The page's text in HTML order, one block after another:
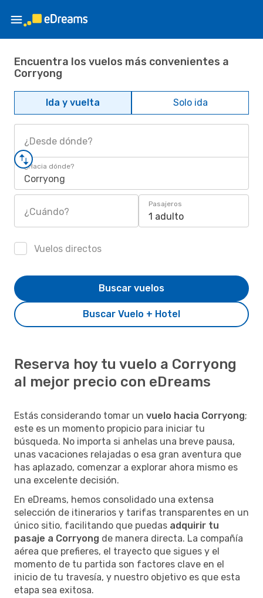
Encuentra los vuelos más convenientes a
Corryong
Ida y vuelta Solo ida
¿Desde dónde?
¿Hacia dónde?
Corryong
¿Cuándo?
Pasajeros
1 adulto
Vuelos directos
Buscar Vuelo + Hotel
Buscar vuelos
Reserva hoy tu vuelo a Corryong
al mejor precio con eDreams
Estás considerando tomar un vuelo hacia Corryong;
este es un momento propicio para iniciar tu
búsqueda. No importa si anhelas una breve pausa,
unas vacaciones relajadas o esa gran aventura que
has aplazado, comenzar a explorar ahora mismo es
una excelente decisión.
En eDreams, hemos consolidado una extensa
selección de itinerarios y tarifas transparentes en un
único sitio, facilitando que puedas adquirir tu
pasaje a Corryong de manera directa. La compañía
aérea que prefieres, el trayecto que sigues y el
momento de tu partida son factores clave en el
inicio de tu travesía, y nuestro objetivo es que esta
etapa sea exitosa.